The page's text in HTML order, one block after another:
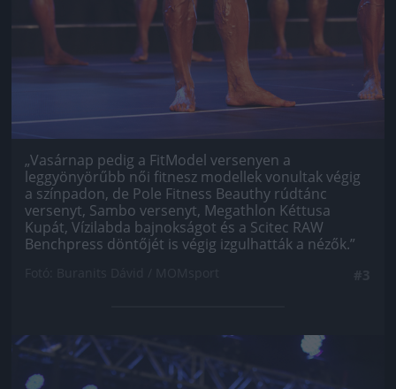
„Vasárnap pedig a FitModel versenyen a
leggyönyörűbb női fitnesz modellek vonultak végig
a színpadon, de Pole Fitness Beauthy rúdtánc
versenyt, Sambo versenyt, Megathlon Kéttusa
Kupát, Vízilabda bajnokságot és a Scitec RAW
Benchpress döntőjét is végig izgulhatták a nézők.”
Jön még kép!